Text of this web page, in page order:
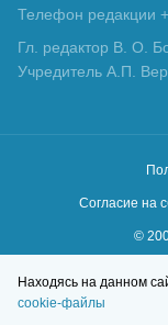
Телефон редакции
Гл. редактор В. О.
Учредитель А.П.
Согласие на
©
Находясь на данном
cookie-файлы